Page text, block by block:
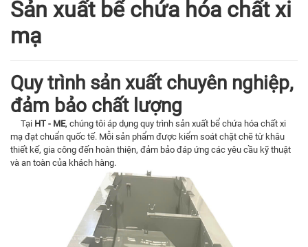
Sản xuất bể chứa hóa chất xi
mạ
Quy trình sản xuất chuyên nghiệp,
đảm bảo chất lượng
Tại HT - ME, chúng tôi áp dụng quy trình sản xuất bể chứa hóa chất xi
mạ đạt chuẩn quốc tế. Mỗi sản phẩm được kiểm soát chặt chẽ từ khâu
thiết kế, gia công đến hoàn thiện, đảm bảo đáp ứng các yêu cầu kỹ thuật
và an toàn của khách hàng.